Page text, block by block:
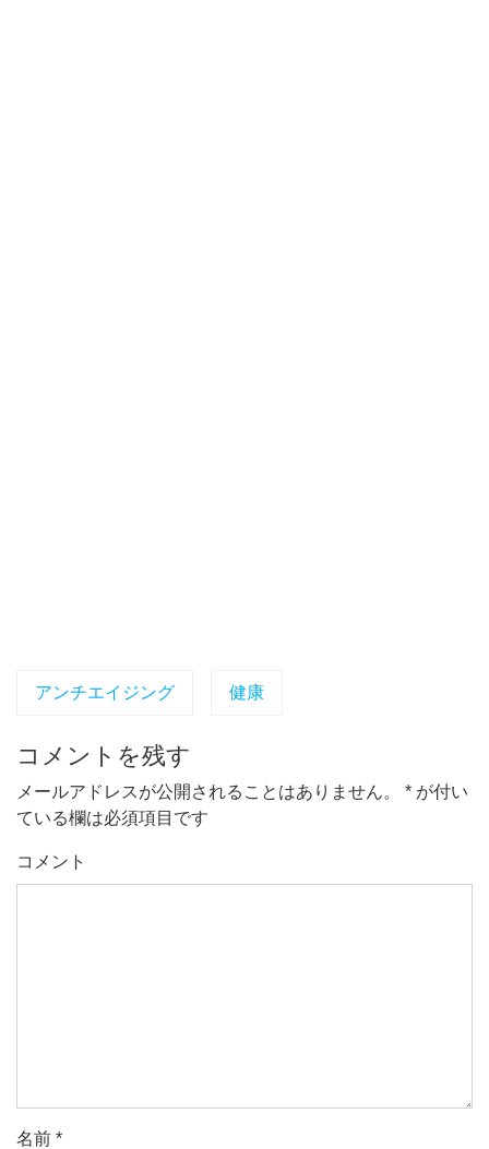
アンチエイジング 健康
コメントを残す
メールアドレスが公開されることはありません。 * が付い
ている欄は必須項目です
コメント
名前 *